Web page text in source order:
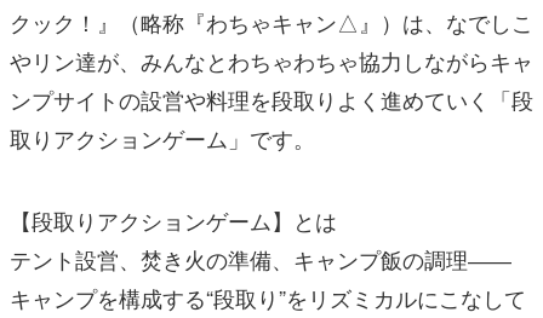
クック！』（略称『わちゃキャン△』）は、なでしこ
やリン達が、みんなとわちゃわちゃ協力しながらキャ
ンプサイトの設営や料理を段取りよく進めていく「段
取りアクションゲーム」です。
【段取りアクションゲーム】とは
テント設営、焚き火の準備、キャンプ飯の調理――
キャンプを構成する“段取り”をリズミカルにこなして